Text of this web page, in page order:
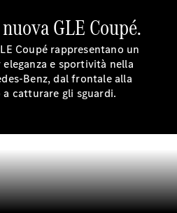
e
GLE Coupé.
Coupé rappresentano un
e sportività nella
Benz, dal frontale alla
catturare gli sguardi.